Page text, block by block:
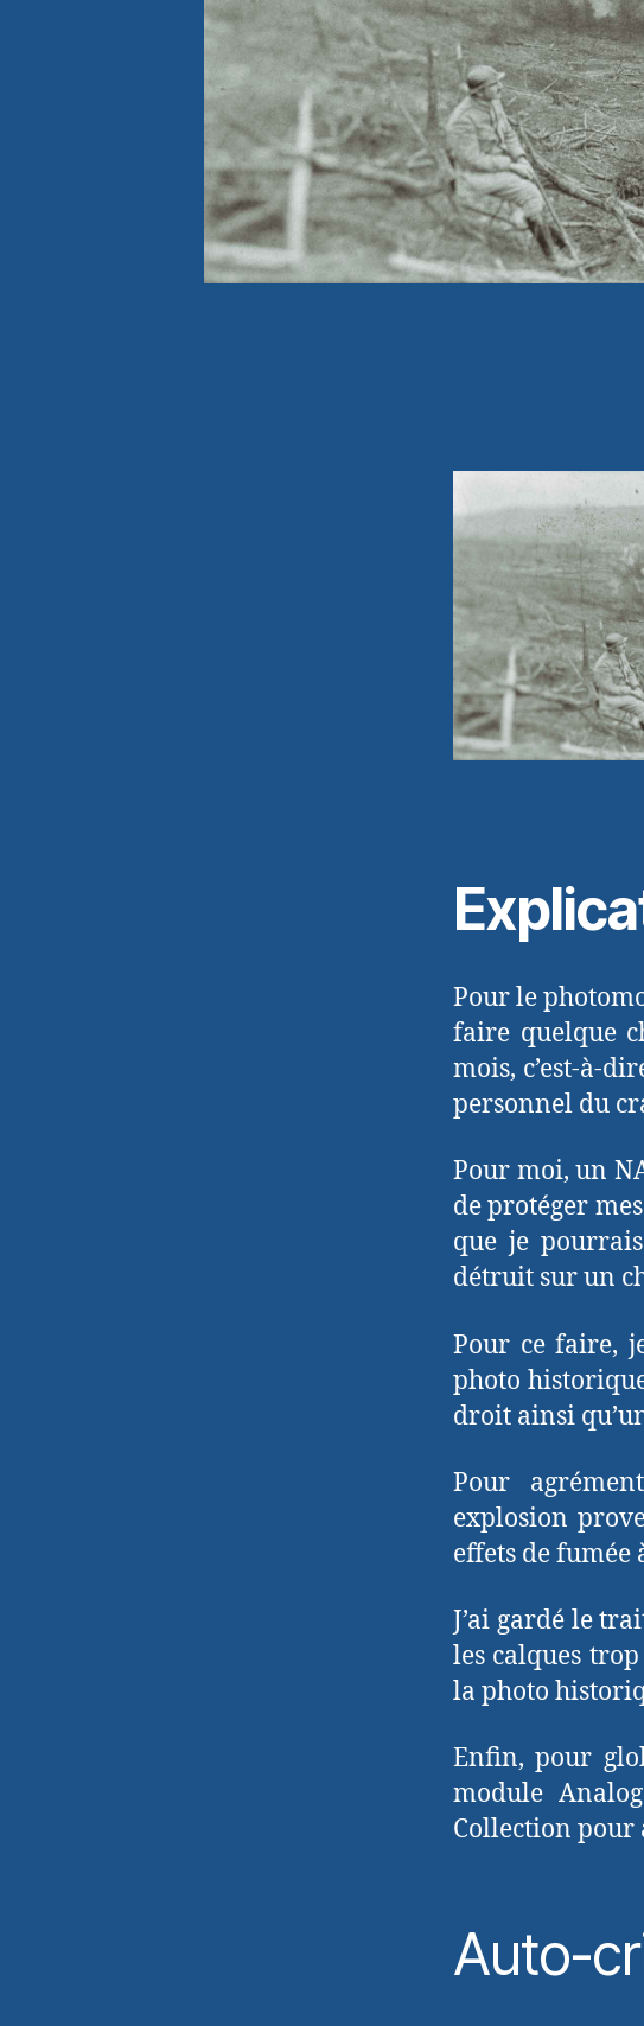
Pour le
faire quelque
mois, c’est-à-
personnel du
Pour moi, un
de protéger
que je
détruit sur un
Pour ce faire,
photo
droit ainsi
Pour
explosion
effets de fumée
J’ai gardé le
les calques
la photo
Enfin, pour
module
Collection
Auto-